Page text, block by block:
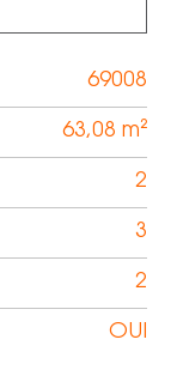
69008
63,08 m²
2
3
2
OUI